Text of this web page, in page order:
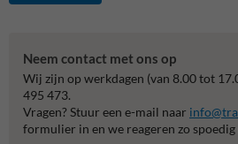
Neem contact met ons op
Wij zijn op werkdagen (van 8.00 tot
495 473.
Vragen? Stuur een e-mail naar
formulier in en we reageren zo